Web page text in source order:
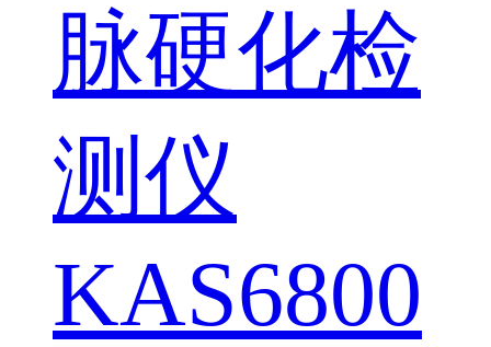
脉硬化检
测仪
KAS6800